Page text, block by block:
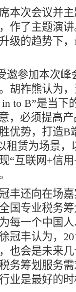
次会议并主
作了主题演
级的趋势下
参加本次峰
胡祚熊认为，
to B”是当下
，必须提高
优势，打造B
租赁为场景，
“互联网+信
还向在场嘉
国专业税务
每一个中国
冠丰认为，
也会是未来
务筹划服务
业是最好的